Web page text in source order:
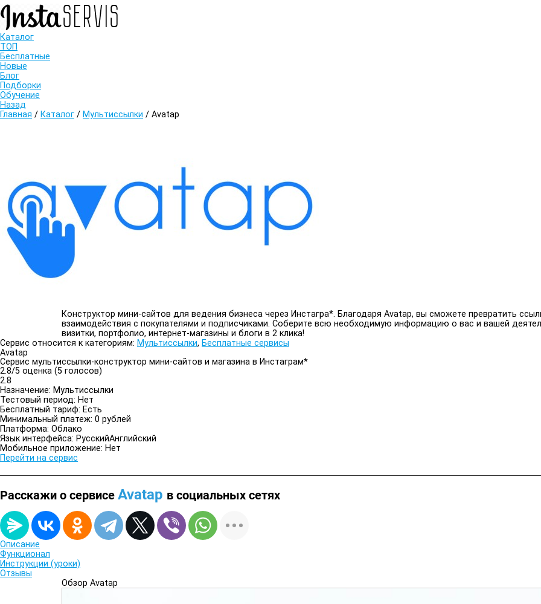
Каталог
ТОП
Бесплатные
Новые
Блог
Подборки
Обучение
Назад
Главная / Каталог / Мультиссылки / Avatap
Конструктор мини-сайтов для ведения бизнеса через Инстагра*. Благодаря Avatap, вы сможете превратить
взаимодействия с покупателями и подписчиками. Соберите всю необходимую информацию о вас и вашей
визитки, портфолио, интернет-магазины и блоги в 2 клика!
Сервис относится к категориям: Мультиссылки, Бесплатные сервисы
Avatap
Сервис мультиссылки-конструктор мини-сайтов и магазина в Инстаграм*
2.8/5 оценка (5 голосов)
2.8
Назначение: Мультиссылки
Тестовый период: Нет
Бесплатный тариф: Есть
Минимальный платеж: 0 рублей
Платформа: Облако
Язык интерфейса: РусскийАнглийский
Мобильное приложение: Нет
Перейти на сервис
Расскажи о сервисе Avatap в социальных сетях
Описание
Функционал
Инструкции (уроки)
Отзывы
Обзор Avatap